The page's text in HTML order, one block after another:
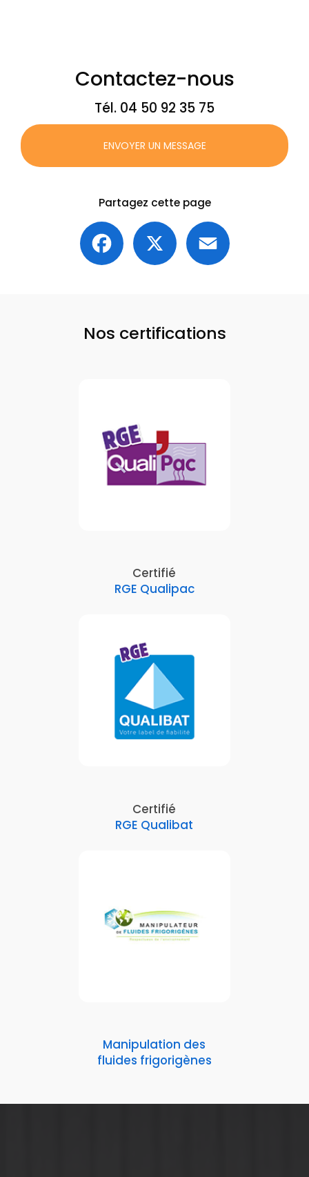
Contactez-nous
Tél. 04 50 92 35 75
ENVOYER UN MESSAGE
Partagez cette page
Facebook
Nos certifications
Certifié
RGE Qualipac
Certifié
RGE Qualibat
Manipulation des
fluides frigorigènes